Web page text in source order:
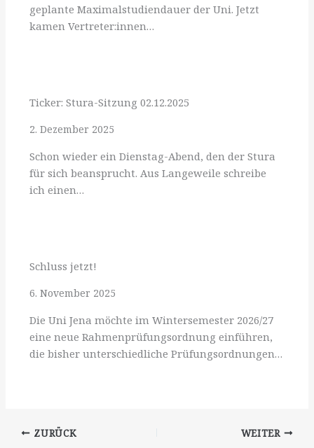
geplante Maximalstudiendauer der Uni. Jetzt
kamen Vertreter:innen…
Ticker: Stura-Sitzung 02.12.2025
2. Dezember 2025
Schon wieder ein Dienstag-Abend, den der Stura
für sich beansprucht. Aus Langeweile schreibe
ich einen…
Schluss jetzt!
6. November 2025
Die Uni Jena möchte im Wintersemester 2026/27
eine neue Rahmenprüfungsordnung einführen,
die bisher unterschiedliche Prüfungsordnungen…
ZURÜCK WEITER